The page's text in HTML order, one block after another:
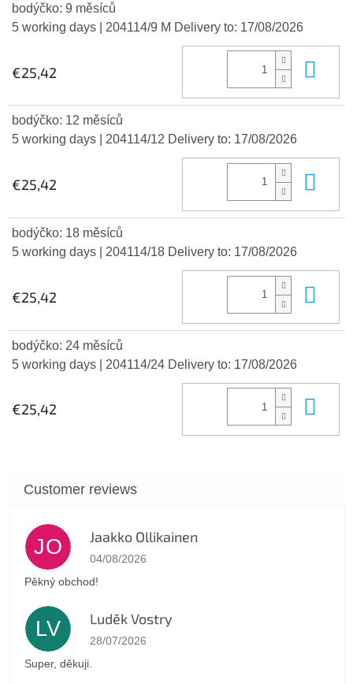
bodýčko: 9 měsíců
5 working days
| 204114/9 M Delivery to: 17/08/2026
€25,42
bodýčko: 12 měsíců
5 working days
| 204114/12 Delivery to: 17/08/2026
€25,42
bodýčko: 18 měsíců
5 working days
| 204114/18 Delivery to: 17/08/2026
€25,42
bodýčko: 24 měsíců
5 working days
| 204114/24 Delivery to: 17/08/2026
€25,42
JO Jaakko Ollikainen
The store rating is 5 out of 5 stars.
04/08/2026
Pěkný obchod!
LV Luděk Vostry
The store rating is 5 out of 5 stars.
28/07/2026
Super, děkuji.